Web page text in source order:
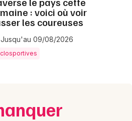
: voici où voir
les coureuses
Jusqu'au 09/08/2026
Ce week-end Autre